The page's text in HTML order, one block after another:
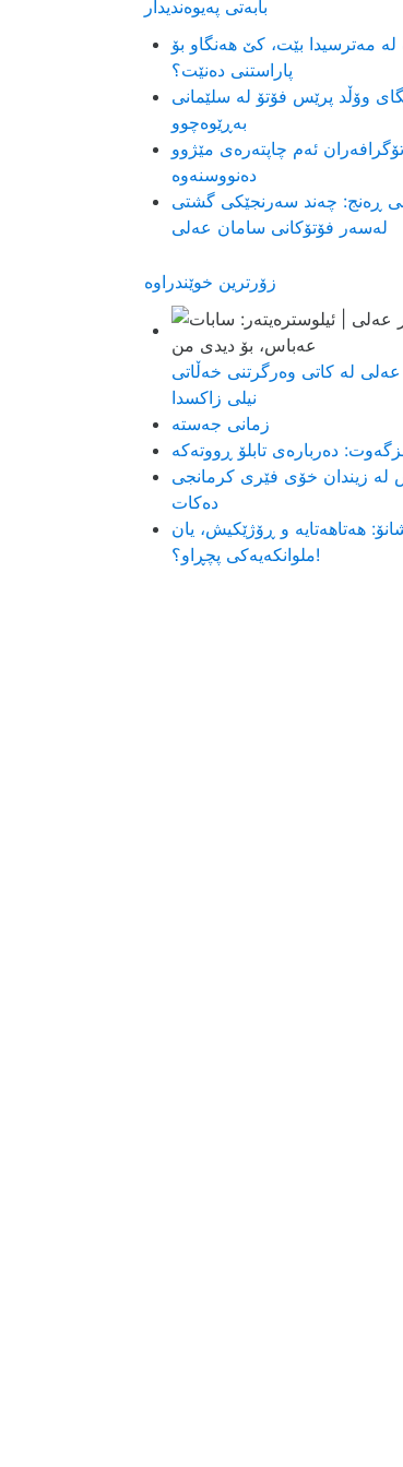
بابەتی پەیوەندیدار
مەترسیدا بێت، کێ هەنگاو بۆ
پاراستنی دەنێت؟
وۆڵد پرێس فۆتۆ لە سلێمانی
به‌ڕێوه‌چوو
ئەم چاپتەرەی مێژوو
دەنووسنەوە
ڕەنج: چەند سەرنجێکی گشتی
لەسەر فۆتۆکانی سامان عەلی
زۆرترین خوێندراوە
عەلی لە کاتی وەرگرتنی خەڵاتی
نیلی زاکسدا
زمانی جەستە
دەربارەى تابلۆ ڕووتەکە
له‌ زیندان خۆی فێری كرمانجی
ده‌كات
هەتاھەتایە و ڕۆژێکیش، یان
ملوانکەیەکی پچڕاو؟!